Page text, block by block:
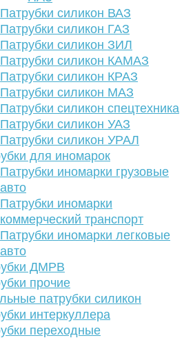
Патрубки силикон ВАЗ
Патрубки силикон ГАЗ
Патрубки силикон ЗИЛ
Патрубки силикон КАМАЗ
Патрубки силикон КРАЗ
Патрубки силикон МАЗ
Патрубки силикон спецтехника
Патрубки силикон УАЗ
Патрубки силикон УРАЛ
для иномарок
Патрубки иномарки грузовые
авто
Патрубки иномарки
коммерческий транспорт
Патрубки иномарки легковые
авто
ДМРВ
прочие
патрубки силикон
интеркуллера
переходные